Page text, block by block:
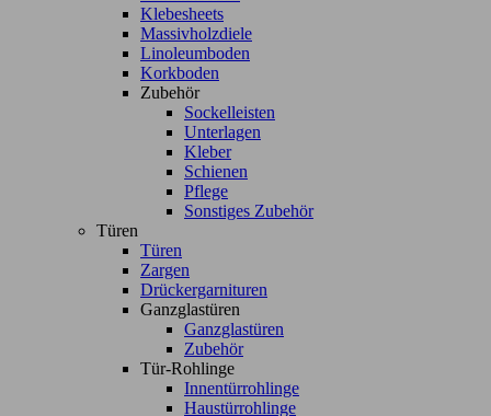
Klebesheets
Massivholzdiele
Linoleumboden
Korkboden
Zubehör
Sockelleisten
Unterlagen
Kleber
Schienen
Pflege
Sonstiges Zubehör
Türen
Türen
Zargen
Drückergarnituren
Ganzglastüren
Ganzglastüren
Zubehör
Tür-Rohlinge
Innentürrohlinge
Haustürrohlinge